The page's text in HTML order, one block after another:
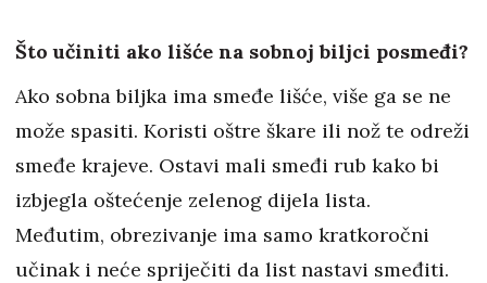
Što učiniti ako lišće na sobnoj biljci posmeđi?
Ako sobna biljka ima smeđe lišće, više ga se ne
može spasiti. Koristi oštre škare ili nož te odreži
smeđe krajeve. Ostavi mali smeđi rub kako bi
izbjegla oštećenje zelenog dijela lista.
Međutim, obrezivanje ima samo kratkoročni
učinak i neće spriječiti da list nastavi smeđiti.